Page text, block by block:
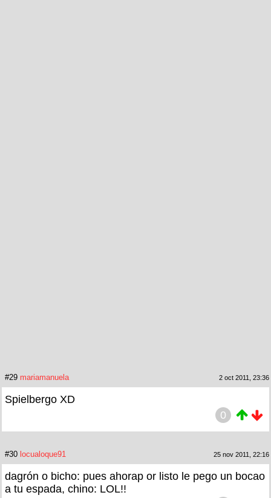
#29 mariamanuela 2 oct 2011, 23:36
Spielbergo XD
0
#30 locualoque91 25 nov 2011, 22:16
dagrón o bicho: pues ahorap or listo le pego un bocao
a tu espada, chino: LOL!!